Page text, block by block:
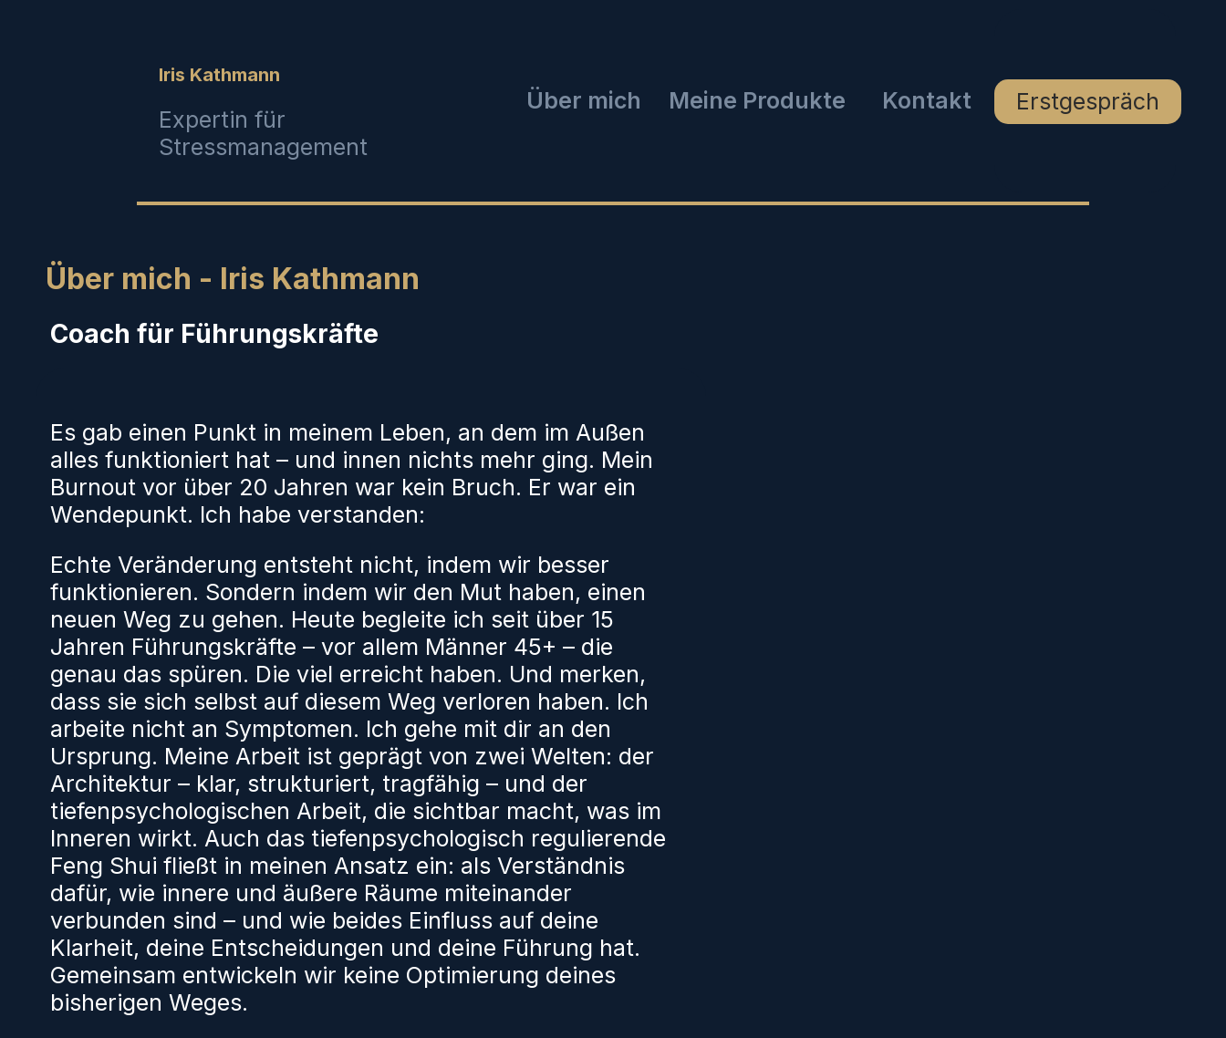
Iris Kathmann
Expertin für
Stressmanagement
Über mich Meine Produkte Kontakt Erstgespräch
Über mich - Iris Kathmann
Coach für Führungskräfte
Es gab einen Punkt in meinem Leben, an dem im Außen
alles funktioniert hat – und innen nichts mehr ging. Mein
Burnout vor über 20 Jahren war kein Bruch. Er war ein
Wendepunkt. Ich habe verstanden:
Echte Veränderung entsteht nicht, indem wir besser
funktionieren. Sondern indem wir den Mut haben, einen
neuen Weg zu gehen. Heute begleite ich seit über 15
Jahren Führungskräfte – vor allem Männer 45+ – die
genau das spüren. Die viel erreicht haben. Und merken,
dass sie sich selbst auf diesem Weg verloren haben. Ich
arbeite nicht an Symptomen. Ich gehe mit dir an den
Ursprung. Meine Arbeit ist geprägt von zwei Welten: der
Architektur – klar, strukturiert, tragfähig – und der
tiefenpsychologischen Arbeit, die sichtbar macht, was im
Inneren wirkt. Auch das tiefenpsychologisch regulierende
Feng Shui fließt in meinen Ansatz ein: als Verständnis
dafür, wie innere und äußere Räume miteinander
verbunden sind – und wie beides Einfluss auf deine
Klarheit, deine Entscheidungen und deine Führung hat.
Gemeinsam entwickeln wir keine Optimierung deines
bisherigen Weges.